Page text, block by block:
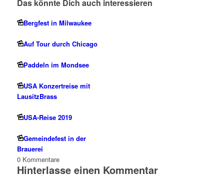
Das könnte Dich auch interessieren
Bergfest in Milwaukee
Auf Tour durch Chicago
Paddeln im Mondsee
USA Konzertreise mit
LausitzBrass
USA-Reise 2019
Gemeindefest in der
Brauerei
0 Kommentare
Hinterlasse einen Kommentar